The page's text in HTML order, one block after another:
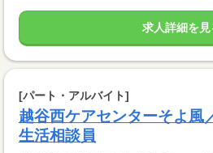
求人詳細を見
[パート・アルバイト]
越谷西ケアセンターそよ風
生活相談員